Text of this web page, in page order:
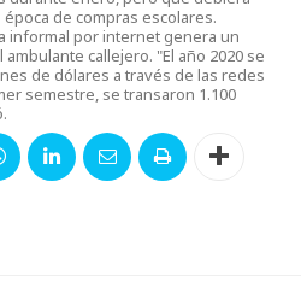
de compras escolares.
informal por internet genera un
callejero. "El año 2020 se
de dólares a través de las redes
semestre, se transaron 1.100